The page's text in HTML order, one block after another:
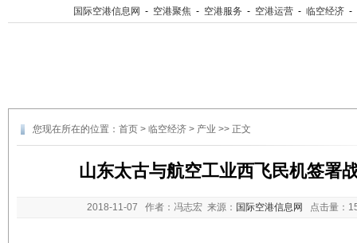
国际空港信息网 - 空港聚焦 - 空港服务 - 空港运营 - 临空经济 -
您现在所在的位置： 首页 > 临空经济 > 产业 >> 正文
山东太古与航空工业西飞民机签署
2018-11-07 作者：冯志宏 来源： 国际空港信息网 点击量：